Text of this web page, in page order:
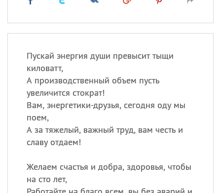
Пускай энергия души превысит тыщи
киловатт,
А производственный объем пусть
увеличится стократ!
Вам, энергетики-друзья, сегодня оду мы
поем,
А за тяжелый, важный труд, вам честь и
славу отдаем!
Желаем счастья и добра, здоровья, чтобы
на сто лет,